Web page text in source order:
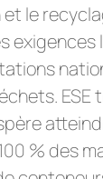
le
exigences
ESE
% des